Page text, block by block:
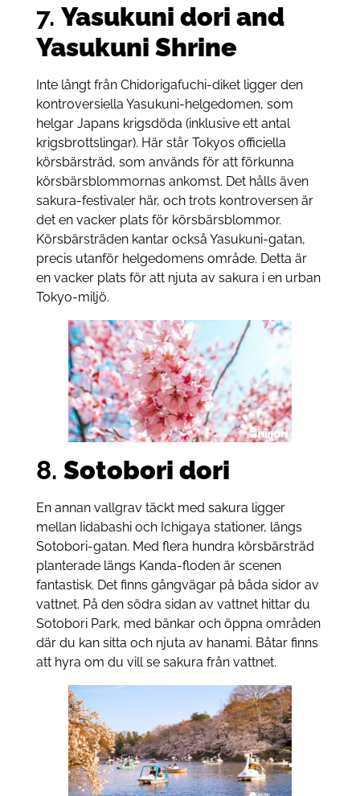
7. Yasukuni dori and
Yasukuni Shrine
Inte långt från Chidorigafuchi-diket ligger den
kontroversiella Yasukuni-helgedomen, som
helgar Japans krigsdöda (inklusive ett antal
krigsbrottslingar). Här står Tokyos officiella
körsbärsträd, som används för att förkunna
körsbärsblommornas ankomst. Det hålls även
sakura-festivaler här, och trots kontroversen är
det en vacker plats för körsbärsblommor.
Körsbärsträden kantar också Yasukuni-gatan,
precis utanför helgedomens område. Detta är
en vacker plats för att njuta av sakura i en urban
Tokyo-miljö.
8. Sotobori dori
En annan vallgrav täckt med sakura ligger
mellan Iidabashi och Ichigaya stationer, längs
Sotobori-gatan. Med flera hundra körsbärsträd
planterade längs Kanda-floden är scenen
fantastisk. Det finns gångvägar på båda sidor av
vattnet. På den södra sidan av vattnet hittar du
Sotobori Park, med bänkar och öppna områden
där du kan sitta och njuta av hanami. Båtar finns
att hyra om du vill se sakura från vattnet.